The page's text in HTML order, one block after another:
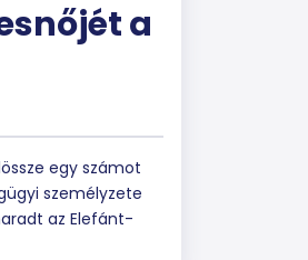
a
egy számot
személyzete
az Elefánt-